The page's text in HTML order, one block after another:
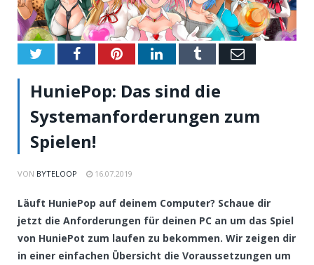
TwitterFacebookPinterestLinkedInTumblrEmail
HuniePop: Das sind die
Systemanforderungen zum
Spielen!
VON BYTELOOP 16.07.2019
Läuft HuniePop auf deinem Computer? Schaue dir
jetzt die Anforderungen für deinen PC an um das Spiel
von HuniePot zum laufen zu bekommen. Wir zeigen dir
in einer einfachen Übersicht die Voraussetzungen um